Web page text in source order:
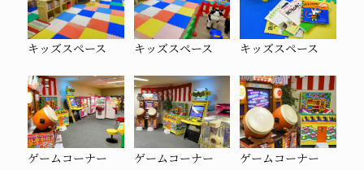
キッズスペース キッズスペース キッズスペース
ゲームコーナー ゲームコーナー ゲームコーナー